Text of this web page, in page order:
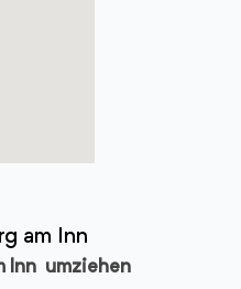
am Inn
Inn umziehen